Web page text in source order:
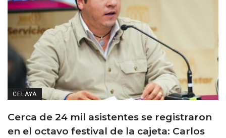
CELAYA
Cerca de 24 mil asistentes se registraron
en el octavo festival de la cajeta: Carlos